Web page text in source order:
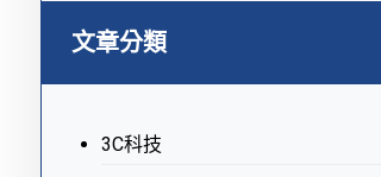
文章分類
3C科技